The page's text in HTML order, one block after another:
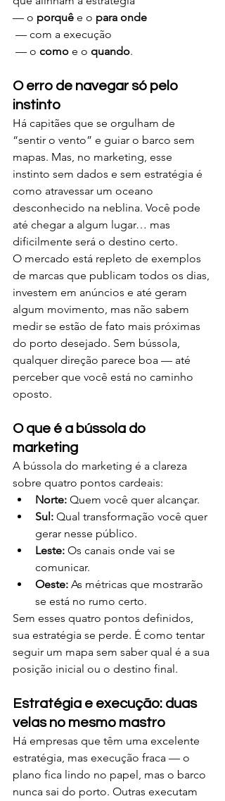
— o porquê e o para onde
— com a execução
— o como e o quando.
O erro de navegar só pelo
instinto
Há capitães que se orgulham de
“sentir o vento” e guiar o barco sem
mapas. Mas, no marketing, esse
instinto sem dados e sem estratégia é
como atravessar um oceano
desconhecido na neblina. Você pode
até chegar a algum lugar… mas
dificilmente será o destino certo.
O mercado está repleto de exemplos
de marcas que publicam todos os dias,
investem em anúncios e até geram
algum movimento, mas não sabem
medir se estão de fato mais próximas
do porto desejado. Sem bússola,
qualquer direção parece boa — até
perceber que você está no caminho
oposto.
O que é a bússola do
marketing
A bússola do marketing é a clareza
sobre quatro pontos cardeais:
Norte: Quem você quer alcançar.
Sul: Qual transformação você quer
gerar nesse público.
Leste: Os canais onde vai se
comunicar.
Oeste: As métricas que mostrarão
se está no rumo certo.
Sem esses quatro pontos definidos,
sua estratégia se perde. É como tentar
seguir um mapa sem saber qual é a sua
posição inicial ou o destino final.
Estratégia e execução: duas
velas no mesmo mastro
Há empresas que têm uma excelente
estratégia, mas execução fraca — o
plano fica lindo no papel, mas o barco
nunca sai do porto. Outras executam